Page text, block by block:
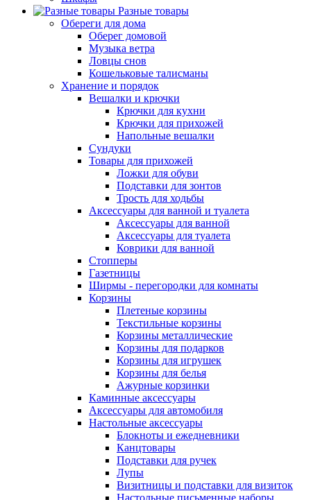
Разные товары
Обереги для дома
Оберег домовой
Музыка ветра
Ловцы снов
Кошельковые талисманы
Хранение и порядок
Вешалки и крючки
Крючки для кухни
Крючки для прихожей
Напольные вешалки
Сундуки
Товары для прихожей
Ложки для обуви
Подставки для зонтов
Трость для ходьбы
Аксессуары для ванной и туалета
Аксессуары для ванной
Аксессуары для туалета
Коврики для ванной
Стопперы
Газетницы
Ширмы - перегородки для комнаты
Корзины
Плетеные корзины
Текстильные корзины
Корзины металлические
Корзины для подарков
Корзины для игрушек
Корзины для белья
Ажурные корзинки
Каминные аксессуары
Аксессуары для автомобиля
Настольные аксессуары
Блокноты и ежедневники
Канцтовары
Подставки для ручек
Лупы
Визитницы и подставки для визиток
Настольные письменные наборы